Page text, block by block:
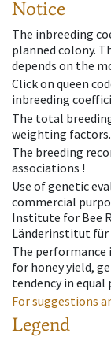
Notice
The inbreeding
planned colony.
depends on the
Click on queen
inbreeding
The total
weighting factors.
The breeding
associations !
Use of genetic
commercial
Institute for Bee
Länderinstitut für
The performance
for honey yield,
tendency in
For suggestions
Legend